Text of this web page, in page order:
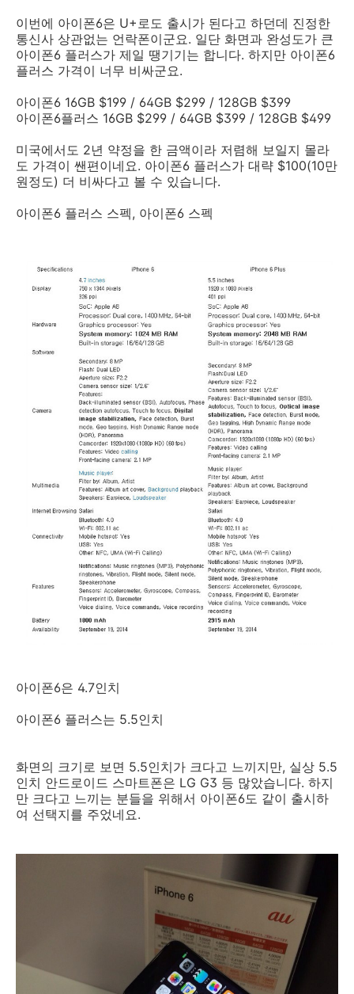
이번에 아이폰6은 U+로도 출시가 된다고 하던데 진정한
통신사 상관없는 언락폰이군요. 일단 화면과 완성도가 큰
아이폰6 플러스가 제일 땡기기는 합니다. 하지만 아이폰6
플러스 가격이 너무 비싸군요.
아이폰6 16GB $199 / 64GB $299 / 128GB $399
아이폰6플러스 16GB $299 / 64GB $399 / 128GB $499
미국에서도 2년 약정을 한 금액이라 저렴해 보일지 몰라
도 가격이 쌘편이네요. 아이폰6 플러스가 대략 $100(10만
원정도) 더 비싸다고 볼 수 있습니다.
아이폰6 플러스 스펙, 아이폰6 스펙
아이폰6은 4.7인치
아이폰6 플러스는 5.5인치
화면의 크기로 보면 5.5인치가 크다고 느끼지만, 실상 5.5
인치 안드로이드 스마트폰은 LG G3 등 많았습니다. 하지
만 크다고 느끼는 분들을 위해서 아이폰6도 같이 출시하
여 선택지를 주었네요.